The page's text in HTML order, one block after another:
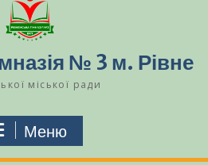
№ 3 м. Рівне
міської ради
Меню